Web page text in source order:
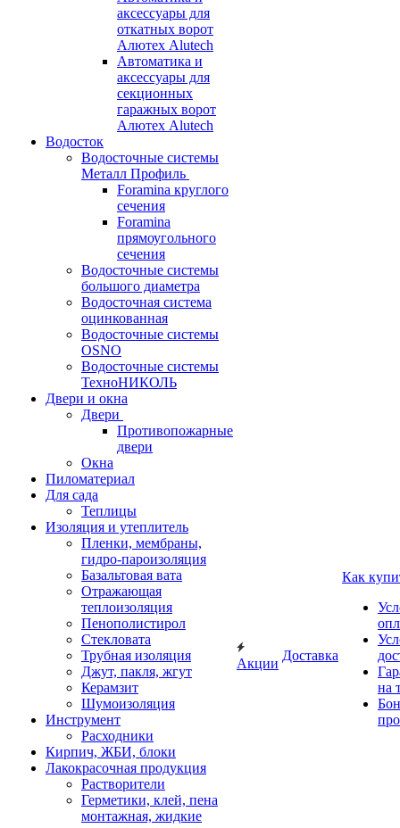
аксессуары для
откатных ворот
Алютех Alutech
Автоматика и
аксессуары для
секционных
гаражных ворот
Алютех Alutech
Водосток
Водосточные системы
Металл Профиль
Foramina круглого
сечения
Foramina
прямоугольного
сечения
Водосточные системы
большого диаметра
Водосточная система
оцинкованная
Водосточные системы
OSNO
Водосточные системы
ТехноНИКОЛЬ
Двери и окна
Двери
Противопожарные
двери
Окна
Пиломатериал
Для сада
Теплицы
Изоляция и утеплитель
Пленки, мембраны,
гидро-пароизоляция
Базальтовая вата
Отражающая
теплоизоляция
Пенополистирол
Стекловата
Трубная изоляция
Джут, пакля, жгут
Керамзит
Шумоизоляция
Инструмент
Расходники
Кирпич, ЖБИ, блоки
Лакокрасочная продукция
Растворители
Герметики, клей, пена
монтажная, жидкие
Акции
Доставка
Как
на